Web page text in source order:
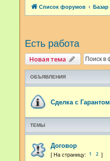
Список форумов Базар
Есть работа
Новая тема
ОБЪЯВЛЕНИЯ
Сделка с Гарантом
ТЕМЫ
Договор
1 2